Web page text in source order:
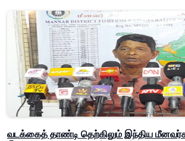
வடக்கைத் தாண்டி தெற்கிலும் இந்திய